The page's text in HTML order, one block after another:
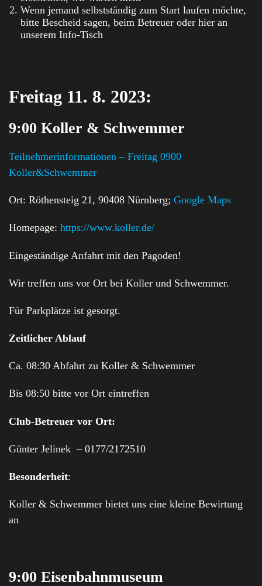
Wenn jemand selbstständig zum Start laufen möchte,
bitte Bescheid sagen, beim Betreuer oder hier an
unserem Info-Tisch
Freitag 11. 8. 2023:
9:00 Koller & Schwemmer
Teilnehmerinformationen – Freitag 0900
Koller&Schwemmer
Ort: Röthensteig 21, 90408 Nürnberg; Google Maps
Homepage: https://www.koller.de/
Eingeständige Anfahrt mit den Pagoden!
Wir treffen uns vor Ort bei Koller und Schwemmer.
Für Parkplätze ist gesorgt.
Zeitlicher Ablauf
Ca. 08:30 Abfahrt zu Koller & Schwemmer
Bis 08:50 bitte vor Ort eintreffen
Club-Betreuer vor Ort:
Günter Jelinek – 0177/2172510
Besonderheit:
Koller & Schwemmer bietet uns eine kleine Bewirtung
an
9:00 Eisenbahnmuseum